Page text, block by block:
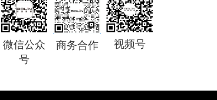
微信公众
号
商务合作 视频号